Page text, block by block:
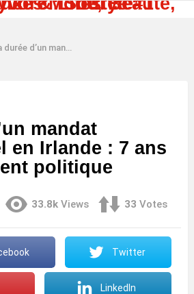
d’un mandat présidentiel en Irlande : 7 ans d’engagement politique
mandat
en Irlande : 7 ans
politique
33.8k Views 33 Votes
Twitter
LinkedIn